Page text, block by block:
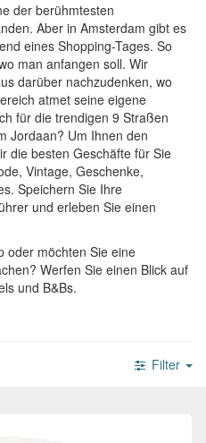
der berühmtesten
Aber in Amsterdam gibt es
eines Shopping-Tages. So
man anfangen soll. Wir
darüber nachzudenken, wo
atmet seine eigene
für die trendigen 9 Straßen
Jordaan? Um Ihnen den
die besten Geschäfte für Sie
Vintage, Geschenke,
Speichern Sie Ihre
und erleben Sie einen
oder möchten Sie eine
Werfen Sie einen Blick auf
und B&Bs.
Filter